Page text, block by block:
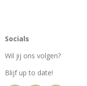
Socials
Wil jij ons volgen?
Blijf up to date!